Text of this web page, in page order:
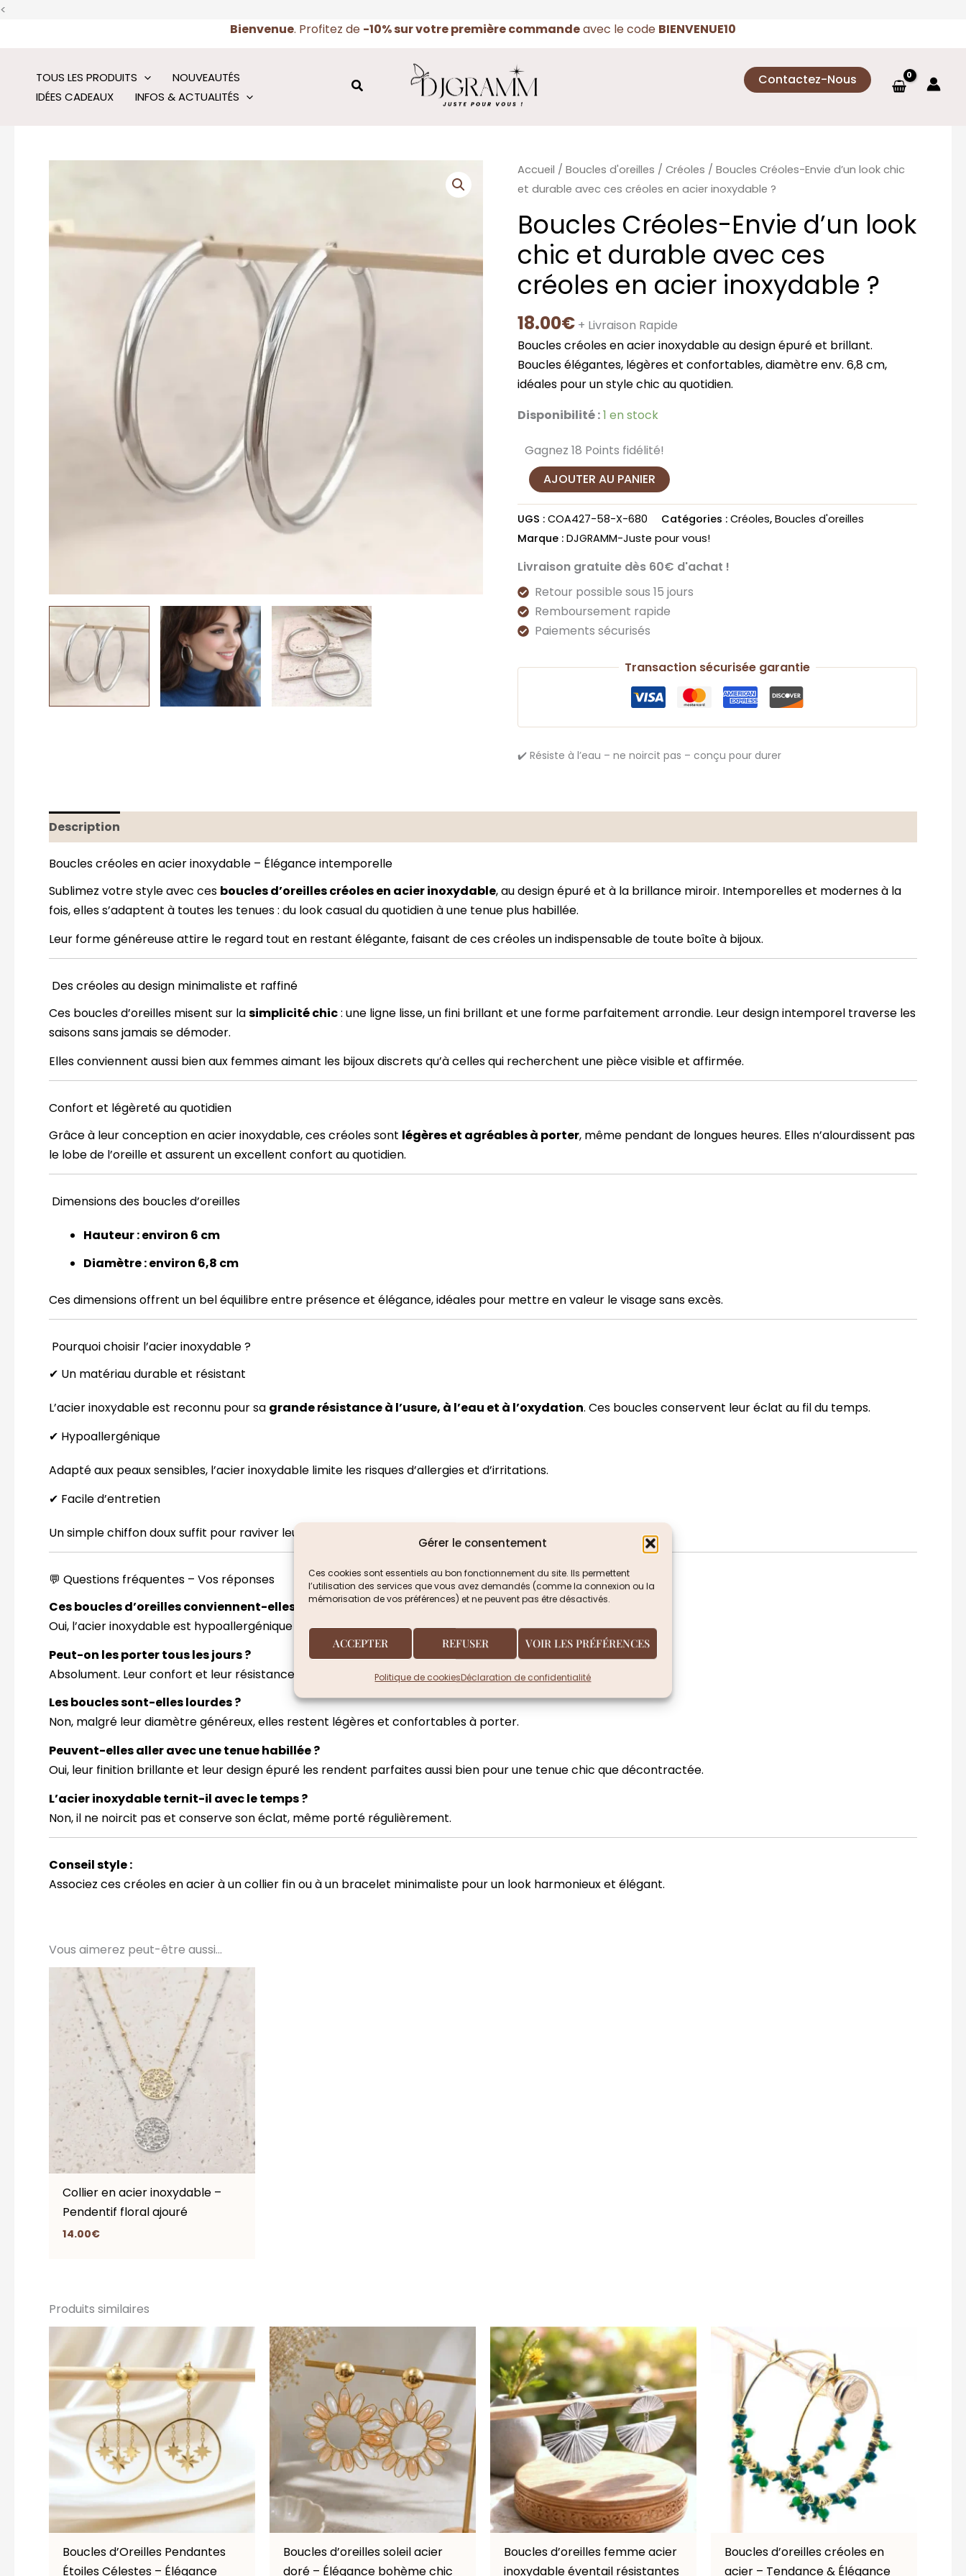
Gérer le consentement
Ces cookies sont essentiels au bon fonctionnement du site. Ils permettent
l’utilisation des services que vous avez demandés (comme la connexion ou la
mémorisation de vos préférences) et ne peuvent pas être désactivés.
ACCEPTER REFUSER VOIR LES PRÉFÉRENCES
Politique de cookiesDéclaration de confidentialité
<
Bienvenue. Profitez de -10% sur votre première commandeavec le code BIENVENUE10
TOUS LES PRODUITS
NOUVEAUTÉS
IDÉES CADEAUX
INFOS & ACTUALITÉS
Rechercher Contactez-Nous
Accueil /Boucles d'oreilles /Créoles / Boucles Créoles-Envie d’un look chic
et durable avec ces créoles en acier inoxydable ?
Boucles Créoles-Envie d’un look
chic et durable avec ces
créoles en acier inoxydable ?
18.00€ + Livraison Rapide
Boucles créoles en acier inoxydable au design épuré et brillant.
Boucles élégantes, légères et confortables, diamètre env. 6,8 cm,
idéales pour un style chic au quotidien.
Disponibilité :1 en stock
Gagnez 18 Points fidélité!
quantité
de
Créoles-
Envie
d’un
look
et
durable
avec
ces
en
inoxydable
AJOUTER AU PANIER
UGS :COA427-58-X-680 Catégories :Créoles,Boucles d'oreilles
Marque :DJGRAMM-Juste pour vous!
Livraison gratuite dès 60€ d'achat !
Retour possible sous 15 jours
Remboursement rapide
Paiements sécurisés
Transaction sécurisée garantie
✔️ Résiste à l’eau – ne noircit pas – conçu pour durer
Description
Boucles créoles en acier inoxydable – Élégance intemporelle
Sublimez votre style avec ces boucles d’oreilles créoles en acier inoxydable, au design épuré et à la brillance miroir. Intemporelles et modernes à la
fois, elles s’adaptent à toutes les tenues : du look casual du quotidien à une tenue plus habillée.
Leur forme généreuse attire le regard tout en restant élégante, faisant de ces créoles un indispensable de toute boîte à bijoux.
Des créoles au design minimaliste et raffiné
Ces boucles d’oreilles misent sur lasimplicité chic: une ligne lisse, un fini brillant et une forme parfaitement arrondie. Leur design intemporel traverse les
saisons sans jamais se démoder.
Elles conviennent aussi bien aux femmes aimant les bijoux discrets qu’à celles qui recherchent une pièce visible et affirmée.
Confort et légèreté au quotidien
Grâce à leur conception en acier inoxydable, ces créoles sont légères et agréables à porter, même pendant de longues heures. Elles n’alourdissent pas
le lobe de l’oreille et assurent un excellent confort au quotidien.
Dimensions des boucles d’oreilles
Hauteur : environ 6 cm
Diamètre : environ 6,8 cm
Ces dimensions offrent un bel équilibre entre présence et élégance, idéales pour mettre en valeur le visage sans excès.
Pourquoi choisir l’acier inoxydable ?
✔ Un matériau durable et résistant
L’acier inoxydable est reconnu pour sa grande résistance à l’usure, à l’eau et à l’oxydation. Ces boucles conservent leur éclat au fil du temps.
✔ Hypoallergénique
Adapté aux peaux sensibles, l’acier inoxydable limite les risques d’allergies et d’irritations.
✔ Facile d’entretien
Un simple chiffon doux suffit pour raviver leur brillance.
💬 Questions fréquentes – Vos réponses
Ces boucles d’oreilles conviennent-elles aux oreilles sensibles ?
Oui, l’acier inoxydable est hypoallergénique et parfaitement adapté aux peaux sensibles.
Peut-on les porter tous les jours ?
Absolument. Leur confort et leur résistance en font un bijou idéal pour un usage quotidien.
Les boucles sont-elles lourdes ?
Non, malgré leur diamètre généreux, elles restent légères et confortables à porter.
Peuvent-elles aller avec une tenue habillée ?
Oui, leur finition brillante et leur design épuré les rendent parfaites aussi bien pour une tenue chic que décontractée.
L’acier inoxydable ternit-il avec le temps ?
Non, il ne noircit pas et conserve son éclat, même porté régulièrement.
Conseil style :
Associez ces créoles en acier à un collier fin ou à un bracelet minimaliste pour un look harmonieux et élégant.
Vous aimerez peut-être aussi…
Collier en acier inoxydable –
Pendentif floral ajouré
14.00€
Produits similaires
Boucles d’Oreilles Pendantes
Étoiles Célestes – Élégance
Boucles d’oreilles soleil acier
doré – Élégance bohème chic
Boucles d’oreilles femme acier
inoxydable éventail résistantes
Boucles d’oreilles créoles en
acier – Tendance & Élégance